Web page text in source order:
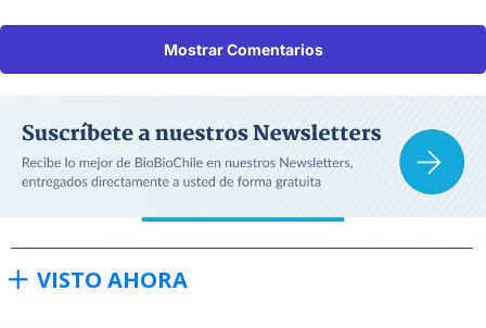
Mostrar Comentarios
VISTO AHORA